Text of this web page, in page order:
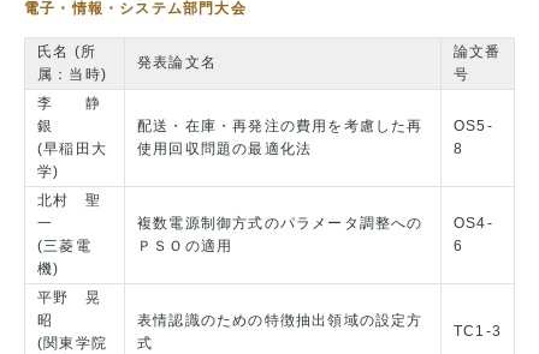
電子・情報・システム部門大会
氏名 (所
属：当時)
発表論文名
論文番
号
李 静
銀
(早稲田大
学)
配送・在庫・再発注の費用を考慮した再
使用回収問題の最適化法
OS5-
8
北村 聖
一
(三菱電
機)
複数電源制御方式のパラメータ調整への
ＰＳＯの適用
OS4-
6
平野 晃
昭
(関東学院
表情認識のための特徴抽出領域の設定方
式
TC1-3